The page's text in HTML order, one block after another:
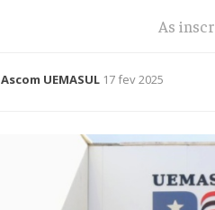
As
Ascom UEMASUL 17 fev 2025